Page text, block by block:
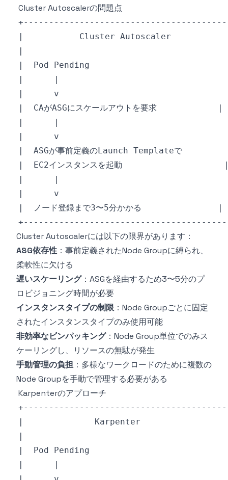
Cluster Autoscalerの問題点
Cluster Autoscalerには以下の限界があります：
ASG依存性 ：事前定義されたNode Groupに縛られ、
柔軟性に欠ける
遅いスケーリング：ASGを経由するため3〜5分のプ
ロビジョニング時間が必要
インスタンスタイプの制限 ：Node Groupごとに固定
されたインスタンスタイプのみ使用可能
非効率なビンパッキング：Node Group単位でのみス
ケーリングし、リソースの無駄が発生
手動管理の負担 ：多様なワークロードのために複数の
Node Groupを手動で管理する必要がある
Karpenterのアプローチ